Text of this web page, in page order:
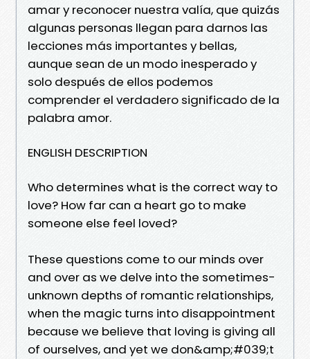
amar y reconocer nuestra valía, que quizás
algunas personas llegan para darnos las
lecciones más importantes y bellas,
aunque sean de un modo inesperado y
solo después de ellos podemos
comprender el verdadero significado de la
palabra amor.
ENGLISH DESCRIPTION
Who determines what is the correct way to
love? How far can a heart go to make
someone else feel loved?
These questions come to our minds over
and over as we delve into the sometimes-
unknown depths of romantic relationships,
when the magic turns into disappointment
because we believe that loving is giving all
of ourselves, and yet we don&amp;#039;t